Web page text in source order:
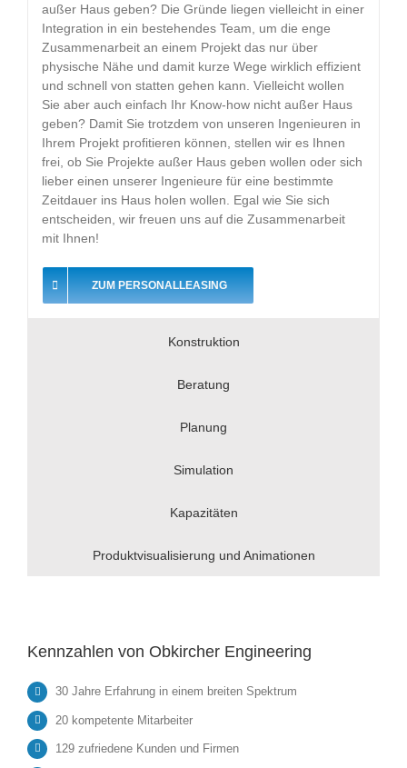
außer Haus geben? Die Gründe liegen vielleicht in einer
Integration in ein bestehendes Team, um die enge
Zusammenarbeit an einem Projekt das nur über
physische Nähe und damit kurze Wege wirklich effizient
und schnell von statten gehen kann. Vielleicht wollen
Sie aber auch einfach Ihr Know-how nicht außer Haus
geben? Damit Sie trotzdem von unseren Ingenieuren in
Ihrem Projekt profitieren können, stellen wir es Ihnen
frei, ob Sie Projekte außer Haus geben wollen oder sich
lieber einen unserer Ingenieure für eine bestimmte
Zeitdauer ins Haus holen wollen. Egal wie Sie sich
entscheiden, wir freuen uns auf die Zusammenarbeit
mit Ihnen!
ZUM PERSONALLEASING
Konstruktion
Beratung
Planung
Simulation
Kapazitäten
Produktvisualisierung und Animationen
Kennzahlen von Obkircher Engineering
30 Jahre Erfahrung in einem breiten Spektrum
20 kompetente Mitarbeiter
129 zufriedene Kunden und Firmen